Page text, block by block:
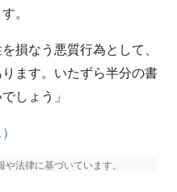
。
損なう悪質行為として、
ます。いたずら半分の書
しょう」
法律に基づいています。